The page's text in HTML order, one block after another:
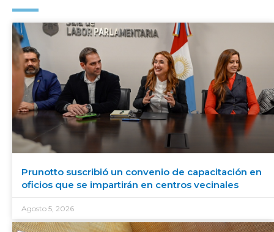
Prunotto suscribió un convenio de capacitación en
oficios que se impartirán en centros vecinales
Agosto 5, 2026